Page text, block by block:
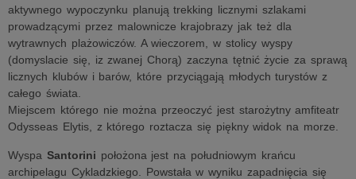
aktywnego wypoczynku planują trekking licznymi szlakami
prowadzącymi przez malownicze krajobrazy jak też dla
wytrawnych plażowiczów. A wieczorem, w stolicy wyspy
(domyslacie się, iz zwanej Chorą) zaczyna tętnić życie za sprawą
licznych klubów i barów, które przyciągają młodych turystów z
całego świata.
Miejscem którego nie można przeoczyć jest starożytny amfiteatr
Odysseas Elytis, z którego roztacza się piękny widok na morze.
Wyspa Santorini położona jest na południowym krańcu
archipelagu Cykladzkiego. Powstała w wyniku zapadnięcia się